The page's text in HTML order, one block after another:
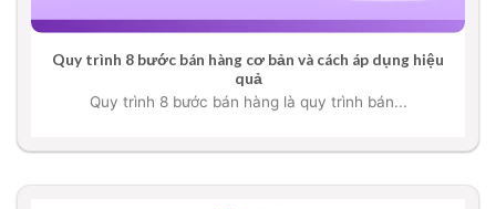
Quy trình 8 bước bán hàng cơ bản và cách áp dụng hiệu
quả
Quy trình 8 bước bán hàng là quy trình bán...